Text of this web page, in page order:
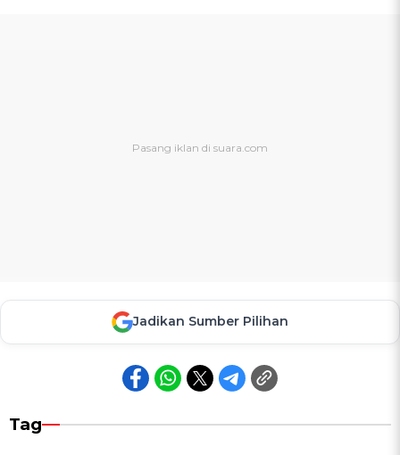
Jadikan Sumber Pilihan
Tag